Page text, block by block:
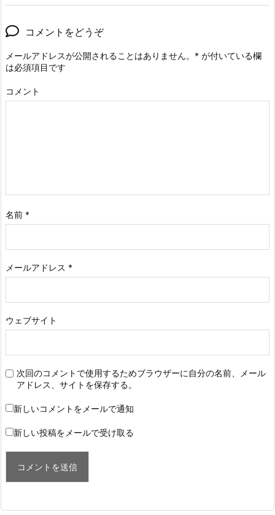
コメントをどうぞ
メールアドレスが公開されることはありません。 * が付いている欄
は必須項目です
コメント
名前 *
メールアドレス *
ウェブサイト
次回のコメントで使用するためブラウザーに自分の名前、メール
アドレス、サイトを保存する。
新しいコメントをメールで通知
新しい投稿をメールで受け取る